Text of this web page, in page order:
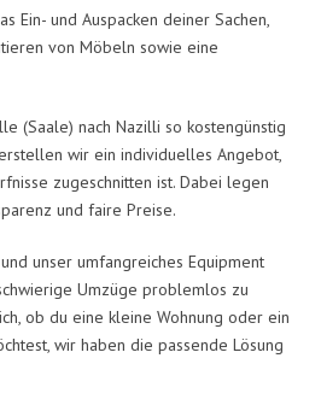
Ein- und Auspacken deiner Sachen,
von Möbeln sowie eine
(Saale) nach Nazilli so kostengünstig
wir ein individuelles Angebot,
zugeschnitten ist. Dabei legen
und faire Preise.
unser umfangreiches Equipment
Umzüge problemlos zu
ob du eine kleine Wohnung oder ein
wir haben die passende Lösung